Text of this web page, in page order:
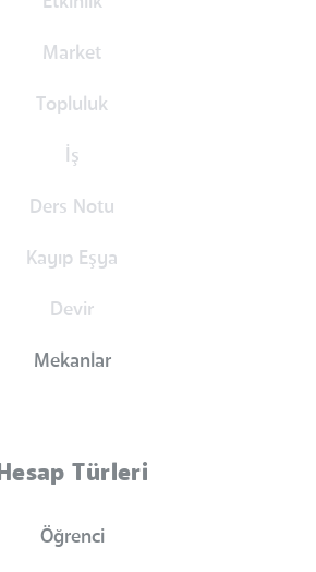
Market
Topluluk
İş
Ders Notu
Kayıp Eşya
Devir
Mekanlar
Hesap Türleri
Öğrenci